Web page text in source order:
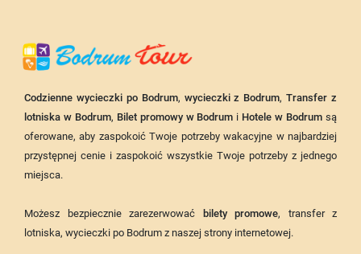
Codzienne wycieczki po Bodrum, wycieczki z Bodrum,Transfer z
lotniska w Bodrum, Bilet promowy w Bodrum i Hotele w Bodrum są
oferowane, aby zaspokoić Twoje potrzeby wakacyjne w najbardziej
przystępnej cenie i zaspokoić wszystkie Twoje potrzeby z jednego
miejsca.
Możesz bezpiecznie zarezerwować bilety promowe, transfer z
lotniska, wycieczki po Bodrum z naszej strony internetowej.